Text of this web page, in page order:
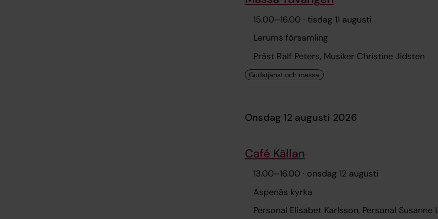
15.00–16.00 · tisdag 11 augusti
Lerums församling
Präst Ralf Peters, Musiker Christine Jidsten
onsdag 12 augusti 2026
Café Källan
13.00–16.00 · onsdag 12 augusti
Aspenäs kyrka
Personal Elisabet Karlsson, Personal Susanne